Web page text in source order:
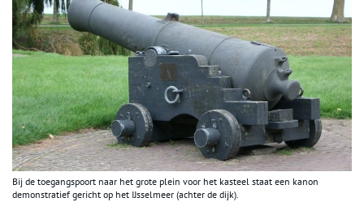
Bij de toegangspoort naar het grote plein voor het kasteel staat een kanon
demonstratief gericht op het IJsselmeer (achter de dijk).